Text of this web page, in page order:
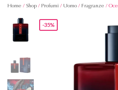
Home / Shop / Profumi / Uomo / Fragranze /
-35%